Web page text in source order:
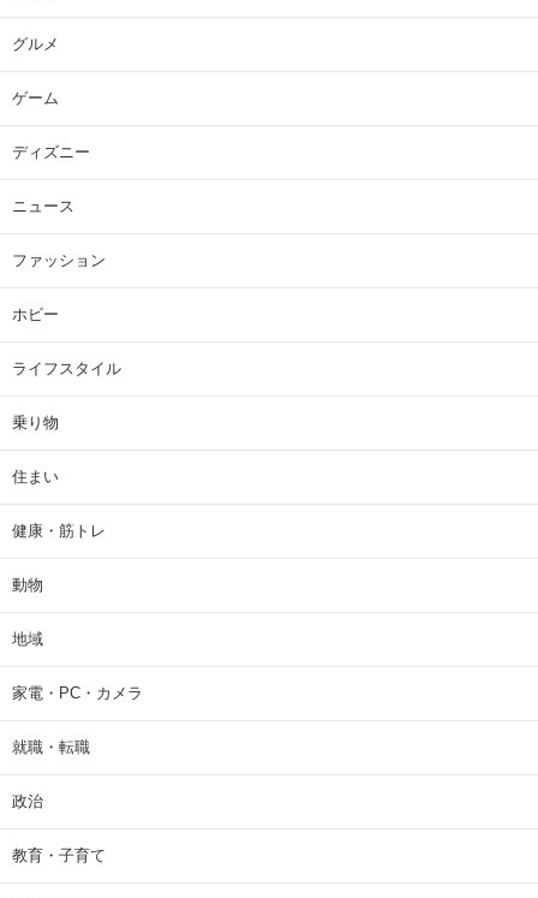
グルメ
ゲーム
ディズニー
ニュース
ファッション
ホビー
ライフスタイル
乗り物
住まい
健康・筋トレ
動物
地域
家電・PC・カメラ
就職・転職
政治
教育・子育て